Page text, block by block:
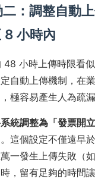
：調整自動
8 小時內
48 小時上傳時限看
自動上傳機制，在
極容易產生人為疏漏
統調整為「發票開
。這個設定不僅遠早
一發生上傳失敗（如
，留有足夠的時間